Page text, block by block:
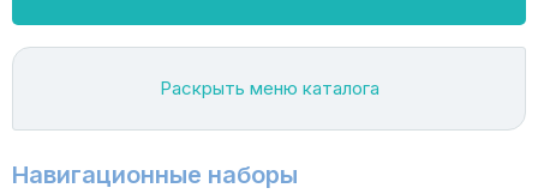
Раскрыть меню каталога
Навигационные наборы